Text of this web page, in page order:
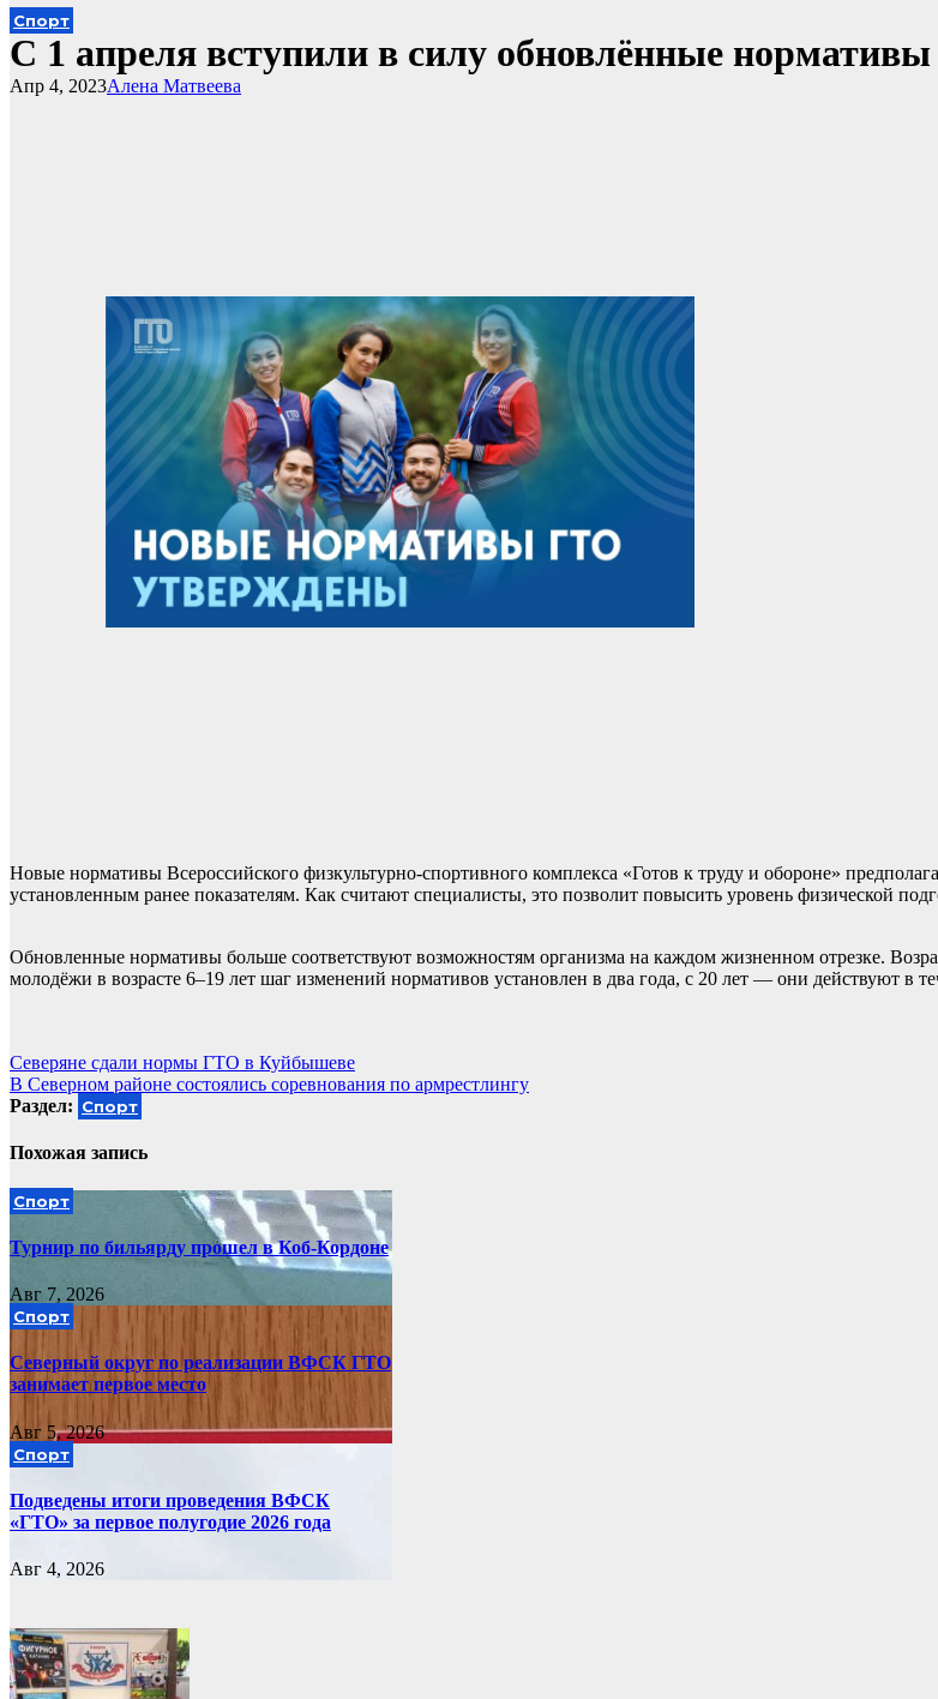
Спорт
С 1 апреля вступили в силу обновлённые
Алена Матвеева
Апр 4, 2023
Новые нормативы Всероссийского физкультурно-спортивного комплекса «Готов к труду и обороне»
установленным ранее показателям. Как считают специалисты, это позволит повысить уровень физической
Обновленные нормативы больше соответствуют возможностям организма на каждом жизненном отрезке.
молодёжи в возрасте 6–19 лет шаг изменений нормативов установлен в два года, с 20 лет — они действуют в
Навигация
по
Северяне сдали нормы ГТО в Куйбышеве
В Северном районе состоялись соревнования по армрестлингу
Раздел: Спорт
Похожая запись
Спорт
Турнир по бильярду прошел в Коб-Кордоне
Авг 7, 2026
Спорт
Северный округ по реализации ВФСК ГТО
занимает первое место
Авг 5, 2026
Спорт
Подведены итоги проведения ВФСК
«ГТО» за первое полугодие 2026 года
Авг 4, 2026